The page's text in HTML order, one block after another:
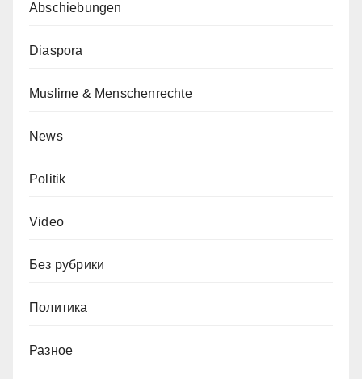
Abschiebungen
Diaspora
Muslime & Menschenrechte
News
Politik
Video
Без рубрики
Политика
Разное